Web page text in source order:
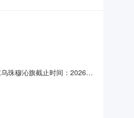
珠穆沁旗截止时间：2026-
电子签章四、联系方式联系